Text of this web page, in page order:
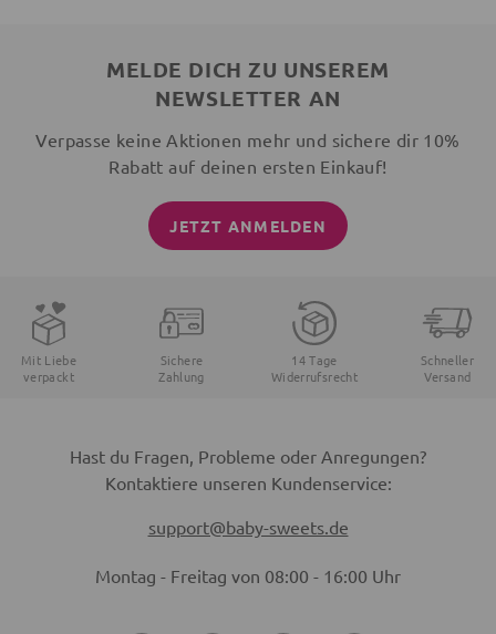
MELDE DICH ZU UNSEREM
NEWSLETTER AN
Verpasse keine Aktionen mehr und sichere dir 10%
Rabatt auf deinen ersten Einkauf!
JETZT ANMELDEN
Mit Liebe
verpackt
Sichere
Zahlung
14 Tage
Widerrufsrecht
Schneller
Versand
Hast du Fragen, Probleme oder Anregungen?
Kontaktiere unseren Kundenservice:
support@baby-sweets.de
Montag - Freitag von 08:00 - 16:00 Uhr